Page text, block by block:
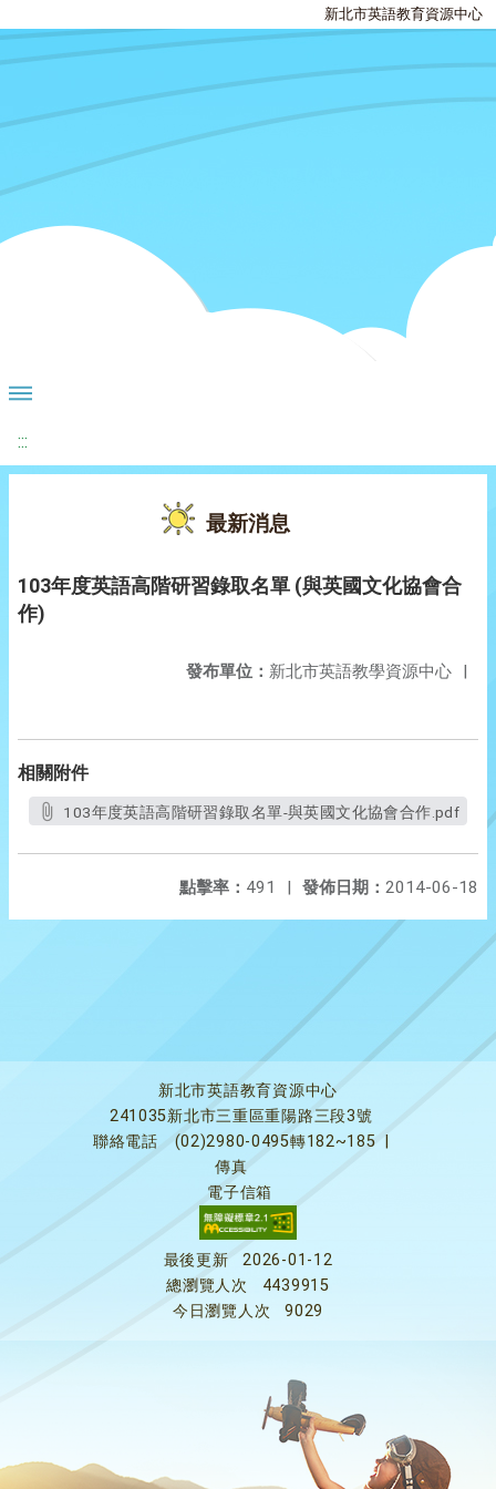
新北市英語教育資源中心
:::
最新消息
103年度英語高階研習錄取名單 (與英國文化協會合
作)
發布單位： 新北市英語教學資源中心 |
相關附件
103年度英語高階研習錄取名單-與英國文化協會合作.pdf
發佈日期： 2014-06-18
點擊率： 491 |
新北市英語教育資源中心
241035新北市三重區重陽路三段3號
聯絡電話
(02)2980-0495轉182~185
傳真
電子信箱
最後更新
2026-01-12
總瀏覽人次
4439915
今日瀏覽人次
9029